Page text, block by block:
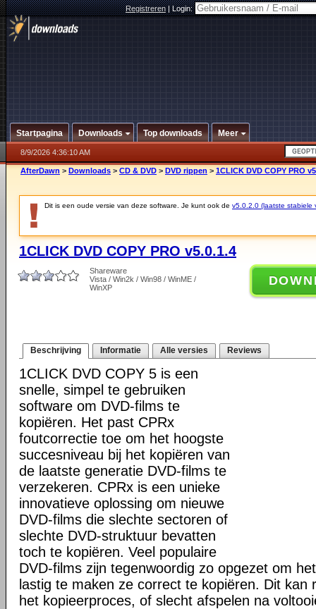
Registreren|Login:
Startpagina Downloads Top downloads Meer
8/9/2026 4:36:10 AM
AfterDawn > Downloads > CD & DVD > DVD rippen > 1CLICK DVD COPY PRO
Dit is een oude versie van deze software. Je kunt ook de v5.0.2.0 (laatste stabiele
1CLICK DVD COPY PRO v5.0.1.4
Shareware
Vista / Win2k / Win98 / WinME /
WinXP
Beschrijving Informatie Alle versies Reviews
1CLICK DVD COPY 5 is een
snelle, simpel te gebruiken
software om DVD-films te
kopiëren. Het past CPRx
foutcorrectie toe om het hoogste
succesniveau bij het kopiëren van
de laatste generatie DVD-films te
verzekeren. CPRx is een unieke
innovatieve oplossing om nieuwe
DVD-films die slechte sectoren of
slechte DVD-struktuur bevatten
toch te kopiëren. Veel populaire
DVD-films zijn tegenwoordig zo opgezet om
lastig te maken ze correct te kopiëren. Dit kan
het kopieerproces, of slecht afspelen na